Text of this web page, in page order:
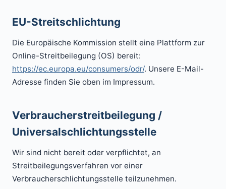
EU-Streitschlichtung
Die Europäische Kommission stellt eine Plattform zur
Online-Streitbeilegung (OS) bereit:
https://ec.europa.eu/consumers/odr/. Unsere E-Mail-
Adresse finden Sie oben im Impressum.
Verbraucherstreitbeilegung /
Universalschlichtungsstelle
Wir sind nicht bereit oder verpflichtet, an
Streitbeilegungsverfahren vor einer
Verbraucherschlichtungsstelle teilzunehmen.